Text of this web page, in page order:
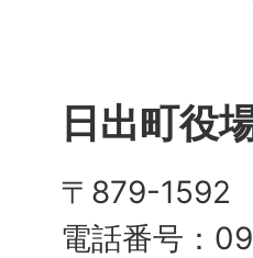
日出町役
〒879-1592
電話番号：